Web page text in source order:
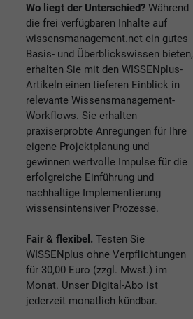
Wo liegt der Unterschied? Während
die frei verfügbaren Inhalte auf
wissensmanagement.net ein gutes
Basis- und Überblickswissen bieten,
erhalten Sie mit den WISSENplus-
Artikeln einen tieferen Einblick in
relevante Wissensmanagement-
Workflows. Sie erhalten
praxiserprobte Anregungen für Ihre
eigene Projektplanung und
gewinnen wertvolle Impulse für die
erfolgreiche Einführung und
nachhaltige Implementierung
wissensintensiver Prozesse.
Fair & flexibel. Testen Sie
WISSENplus ohne Verpflichtungen
für 30,00 Euro (zzgl. Mwst.) im
Monat. Unser Digital-Abo ist
jederzeit monatlich kündbar.